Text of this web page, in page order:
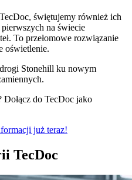
świętujemy również ich
na świecie
To przełomowe rozwiązanie
oświetlenie.
Stonehill ku nowym
do TecDoc jako
już teraz!
TecDoc